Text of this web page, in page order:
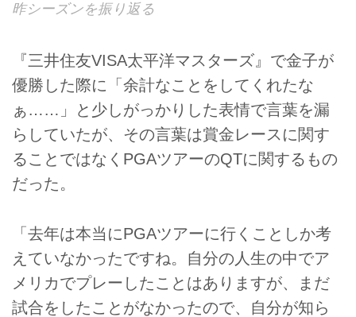
昨シーズンを振り返る
『三井住友VISA太平洋マスターズ』で金子が
優勝した際に「余計なことをしてくれたな
ぁ……」と少しがっかりした表情で言葉を漏
らしていたが、その言葉は賞金レースに関す
ることではなくPGAツアーのQTに関するもの
だった。
「去年は本当にPGAツアーに行くことしか考
えていなかったですね。自分の人生の中でア
メリカでプレーしたことはありますが、まだ
試合をしたことがなかったので、自分が知ら